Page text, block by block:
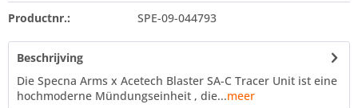
Productnr.: SPE-09-044793
Beschrijving
Die Specna Arms x Acetech Blaster SA-C Tracer Unit ist eine
hochmoderne Mündungseinheit , die...meer